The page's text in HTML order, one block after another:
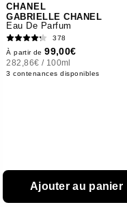
CHANEL
GABRIELLE CHANEL
Eau De Parfum
378
À partir de99,00€
282,86€ / 100ml
3 contenances disponibles
Ajouter au panier